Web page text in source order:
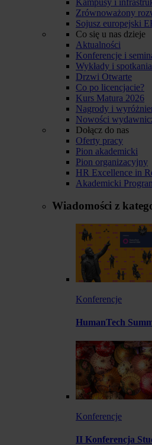
Zrównoważony
Sojusz europejski
Co się u nas dzieje
Aktualności
Konferencje i
Wykłady i spotkania
Drzwi Otwarte
Co po licencjacie?
Kurs Matura 2026
Nagrody i
Nowości
Dołącz do nas
Oferty pracy
Pion akademicki
Pion organizacyjny
HR Excellence in
Akademicki
Wiadomości z
Konferencje
HumanTech
Konferencje
II Konferencja